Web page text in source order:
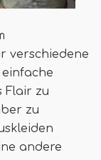
verschiedene
Flair zu
zu
andere